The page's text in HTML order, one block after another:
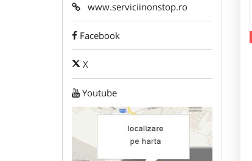
www.serviciinonstop.ro
Facebook
X
Youtube